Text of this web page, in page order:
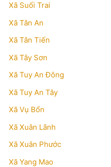
Xã Suối Trai
Xã Tân An
Xã Tân Tiến
Xã Tây Sơn
Xã Tuy An Đông
Xã Tuy An Tây
Xã Vụ Bổn
Xã Xuân Lãnh
Xã Xuân Phước
Xã Yang Mao